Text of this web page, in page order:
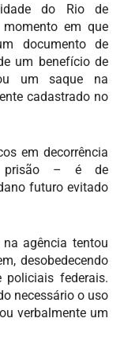
do Rio de
em que
documento de
um benefício de
um saque na
cadastrado no
em decorrência
– é de
futuro evitado
agência tentou
desobedecendo
policiais federais.
necessário o uso
verbalmente um